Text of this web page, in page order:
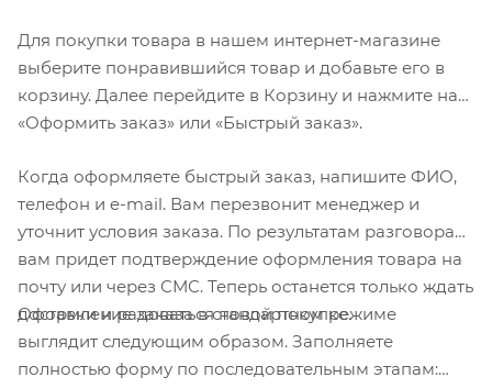
Для покупки товара в нашем интернет-магазине
выберите понравившийся товар и добавьте его в
корзину. Далее перейдите в Корзину и нажмите на
«Оформить заказ» или «Быстрый заказ».
Когда оформляете быстрый заказ, напишите ФИО,
телефон и e-mail. Вам перезвонит менеджер и
уточнит условия заказа. По результатам разговора
вам придет подтверждение оформления товара на
почту или через СМС. Теперь останется только ждать
доставки и радоваться новой покупке.
Оформление заказа в стандартном режиме
выглядит следующим образом. Заполняете
полностью форму по последовательным этапам: